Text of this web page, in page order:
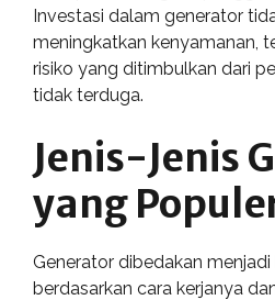
Investasi dalam generator
meningkatkan kenyamanan,
risiko yang ditimbulkan dari
tidak terduga.
Jenis-Jenis
yang
Generator dibedakan
berdasarkan cara kerjanya